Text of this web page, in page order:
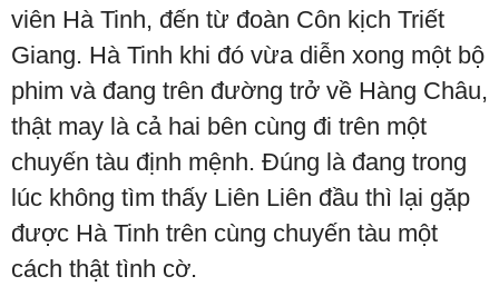
viên Hà Tinh, đến từ đoàn Côn kịch Triết
Giang. Hà Tinh khi đó vừa diễn xong một bộ
phim và đang trên đường trở về Hàng Châu,
thật may là cả hai bên cùng đi trên một
chuyến tàu định mệnh. Đúng là đang trong
lúc không tìm thấy Liên Liên đầu thì lại gặp
được Hà Tinh trên cùng chuyến tàu một
cách thật tình cờ.